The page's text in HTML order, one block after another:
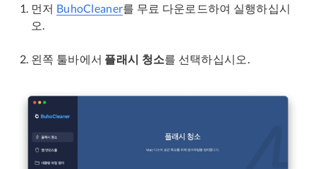
먼저 BuhoCleaner를 무료 다운로드하여 실행하십시
오.
왼쪽 툴바에서 플래시 청소를 선택하십시오.